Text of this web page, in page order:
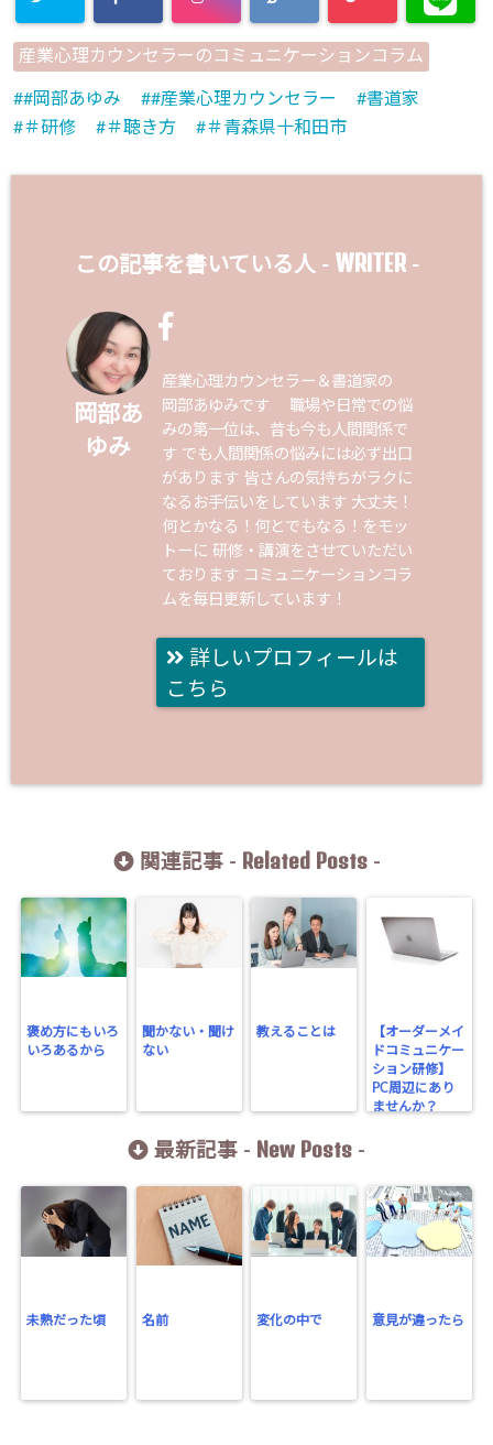
産業心理カウンセラーのコミュニケーションコラム
#岡部あゆみ #産業心理カウンセラー
書道家
＃研修
＃聴き方 ＃青森県十和田市
この記事を書いている人 - WRITER-
岡部あ
ゆみ
産業心理カウンセラー＆書道家の
岡部あゆみです 職場や日常での悩
みの第一位は、昔も今も人間関係で
す でも人間関係の悩みには必ず出口
があります 皆さんの気持ちがラクに
なるお手伝いをしています 大丈夫！
何とかなる！何とでもなる！をモッ
トーに 研修・講演をさせていただい
ております コミュニケーションコラ
ムを毎日更新しています！
詳しいプロフィールは
こちら
関連記事 - Related Posts-
褒め方にもいろ
いろあるから
聞かない・聞け
ない
教えることは
【オーダーメイ
ドコミュニケー
ション研修】
PC周辺にあり
ませんか？
最新記事 - New Posts -
未熟だった頃 名前 変化の中で 意見が違ったら